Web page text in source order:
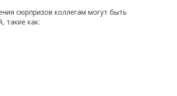
сюрпризов коллегам могут быть
такие как: